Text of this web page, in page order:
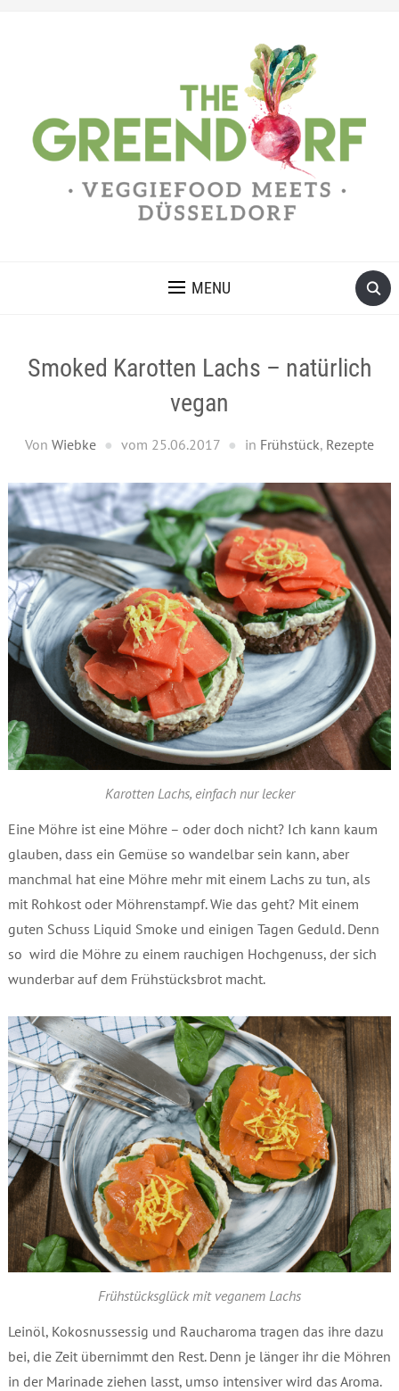
MENU
Smoked Karotten Lachs – natürlich
vegan
Von Wiebke vom 25.06.2017 in Frühstück, Rezepte
Karotten Lachs, einfach nur lecker
Eine Möhre ist eine Möhre – oder doch nicht? Ich kann kaum
glauben, dass ein Gemüse so wandelbar sein kann, aber
manchmal hat eine Möhre mehr mit einem Lachs zu tun, als
mit Rohkost oder Möhrenstampf. Wie das geht? Mit einem
guten Schuss Liquid Smoke und einigen Tagen Geduld. Denn
so wird die Möhre zu einem rauchigen Hochgenuss, der sich
wunderbar auf dem Frühstücksbrot macht.
Frühstücksglück mit veganem Lachs
Leinöl, Kokosnussessig und Raucharoma tragen das ihre dazu
bei, die Zeit übernimmt den Rest. Denn je länger ihr die Möhren
in der Marinade ziehen lasst, umso intensiver wird das Aroma.